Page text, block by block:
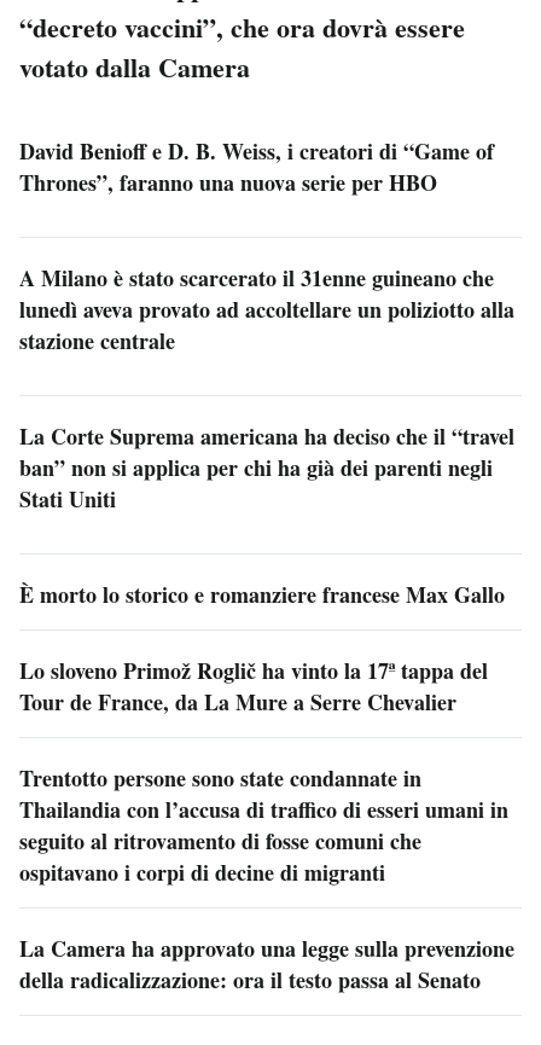
“decreto vaccini”, che ora dovrà essere
votato dalla Camera
David Benioff e D. B. Weiss, i creatori di “Game of
Thrones”, faranno una nuova serie per HBO
A Milano è stato scarcerato il 31enne guineano che
lunedì aveva provato ad accoltellare un poliziotto alla
stazione centrale
La Corte Suprema americana ha deciso che il “travel
ban” non si applica per chi ha già dei parenti negli
Stati Uniti
È morto lo storico e romanziere francese Max Gallo
Lo sloveno Primož Roglič ha vinto la 17ª tappa del
Tour de France, da La Mure a Serre Chevalier
Trentotto persone sono state condannate in
Thailandia con l’accusa di traffico di esseri umani in
seguito al ritrovamento di fosse comuni che
ospitavano i corpi di decine di migranti
La Camera ha approvato una legge sulla prevenzione
della radicalizzazione: ora il testo passa al Senato